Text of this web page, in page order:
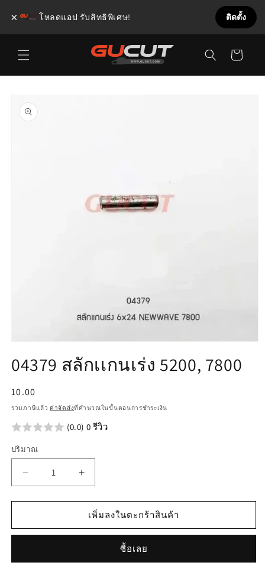
ข้ามไป
ยัง
เนื้อหา
สินค้า
ยังข้อมูล
สินค้า
สื่อ
1
โม
ดอล
04379 สลักเเกนเร่ง 5200, 7800
ราคา
ปกติ
10.00
รวมภาษีแล้ว ค่าจัดส่งที่คำนวณในขั้นตอนการชำระเงิน
(0.0) 0 รีวิว
ปริมาณ
04379
เเกน
สำหรับ
04379
เเกน
เพิ่มลงในตะกร้าสินค้า
ซื้อเลย
× โหลดแอป รับสิทธิพิเศษ! ติดตั้ง